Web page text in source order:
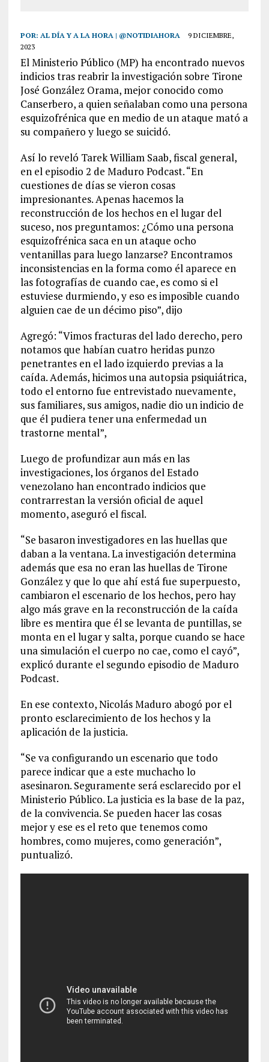
POR: AL DÍA Y A LA HORA | @NOTIDIAHORA
9 DICIEMBRE,
2023
El Ministerio Público (MP) ha encontrado nuevos
indicios tras reabrir la investigación sobre Tirone
José González Orama, mejor conocido como
Canserbero, a quien señalaban como una persona
esquizofrénica que en medio de un ataque mató a
su compañero y luego se suicidó.
Así lo reveló Tarek William Saab, fiscal general,
en el episodio 2 de Maduro Podcast. “En
cuestiones de días se vieron cosas
impresionantes. Apenas hacemos la
reconstrucción de los hechos en el lugar del
suceso, nos preguntamos: ¿Cómo una persona
esquizofrénica saca en un ataque ocho
ventanillas para luego lanzarse? Encontramos
inconsistencias en la forma como él aparece en
las fotografías de cuando cae, es como si el
estuviese durmiendo, y eso es imposible cuando
alguien cae de un décimo piso”, dijo
Agregó: “Vimos fracturas del lado derecho, pero
notamos que habían cuatro heridas punzo
penetrantes en el lado izquierdo previas a la
caída. Además, hicimos una autopsia psiquiátrica,
todo el entorno fue entrevistado nuevamente,
sus familiares, sus amigos, nadie dio un indicio de
que él pudiera tener una enfermedad un
trastorne mental”,
Luego de profundizar aun más en las
investigaciones, los órganos del Estado
venezolano han encontrado indicios que
contrarrestan la versión oficial de aquel
momento, aseguró el fiscal.
“Se basaron investigadores en las huellas que
daban a la ventana. La investigación determina
además que esa no eran las huellas de Tirone
González y que lo que ahí está fue superpuesto,
cambiaron el escenario de los hechos, pero hay
algo más grave en la reconstrucción de la caída
libre es mentira que él se levanta de puntillas, se
monta en el lugar y salta, porque cuando se hace
una simulación el cuerpo no cae, como el cayó”,
explicó durante el segundo episodio de Maduro
Podcast.
En ese contexto, Nicolás Maduro abogó por el
pronto esclarecimiento de los hechos y la
aplicación de la justicia.
“Se va configurando un escenario que todo
parece indicar que a este muchacho lo
asesinaron. Seguramente será esclarecido por el
Ministerio Público. La justicia es la base de la paz,
de la convivencia. Se pueden hacer las cosas
mejor y ese es el reto que tenemos como
hombres, como mujeres, como generación”,
puntualizó.